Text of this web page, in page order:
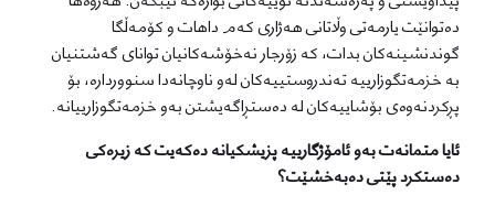
دەتوانێت یارمەتی وڵاتانی هەژاری کەم داهات و کۆمەڵگا
گوندنشینەکان بدات، کە زۆرجار نەخۆشەکانیان توانای گەشتنیان
بە خزمەتگوزارییە تەندروستییەکان لەو ناوچانەدا سنووردارە، بۆ
پڕکردنەوەی بۆشاییەکان لە دەستڕاگەیشتن بەو خزمەتگوزارییانە.
ئایا متمانەت بەو ئامۆژگارییە پزیشکیانە دەکەیت کە زیرەکی
دەستکرد پێتی دەبەخشێت؟